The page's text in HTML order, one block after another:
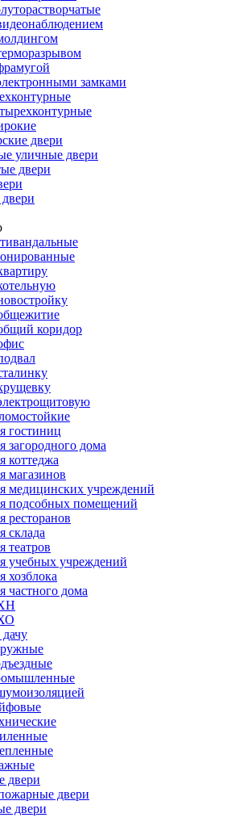
замками
двери
уличные двери
двери
коридор
гостиниц
загородного дома
коттеджа
магазинов
медицинских учреждений
подсобных помещений
ресторанов
склада
театров
учебных учреждений
хозблока
частного дома
двери
двери
двери